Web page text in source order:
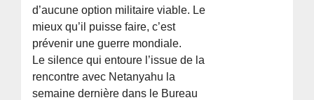
d’aucune option militaire viable. Le
mieux qu’il puisse faire, c’est
prévenir une guerre mondiale.
Le silence qui entoure l’issue de la
rencontre avec Netanyahu la
semaine dernière dans le Bureau